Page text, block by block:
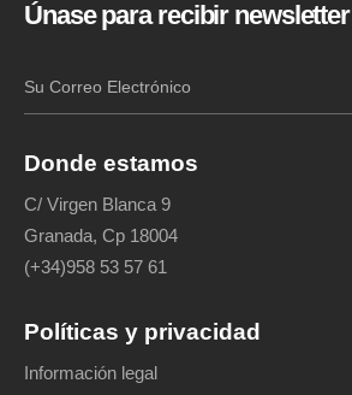
Únase para recibir newsletter
Donde estamos
C/ Virgen Blanca 9
Granada, Cp 18004
(+34)958 53 57 61
Políticas y privacidad
Información legal